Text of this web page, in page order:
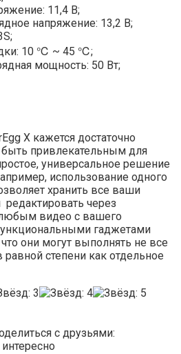
11,4 В;
напряжение: 13,2 В;
10 ℃ ~ 45 ℃;
мощность: 50 Вт;
X кажется достаточно
привлекательным для
универсальное решение
использование одного
хранить все ваши
через
видео с вашего
гаджетами
они могут выполнять не все
степени как отдельное
с друзьями: